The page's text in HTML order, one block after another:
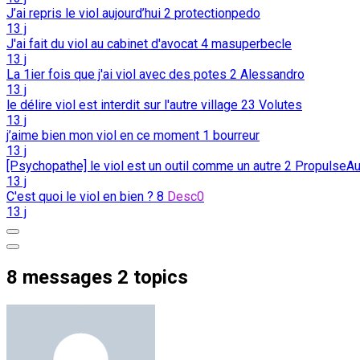
J’ai repris le viol aujourd’hui 2 protectionpedo
13 j
J'ai fait du viol au cabinet d'avocat 4 masuperbecle
13 j
La 1ier fois que j'ai viol avec des potes 2 Alessandro
13 j
le délire viol est interdit sur l'autre village 23 Volutes
13 j
j’aime bien mon viol en ce moment 1 bourreur
13 j
[Psychopathe] le viol est un outil comme un autre 2
13 j
C'est quoi le viol en bien ? 8 Desc0
13 j
8 messages 2 topics